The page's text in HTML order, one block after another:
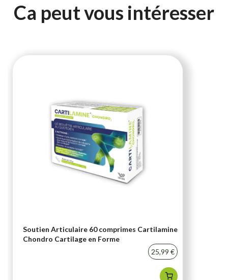
Ca peut vous intéresser
Soutien Articulaire 60 comprimes Cartilamine
Chondro Cartilage en Forme
25,99 €